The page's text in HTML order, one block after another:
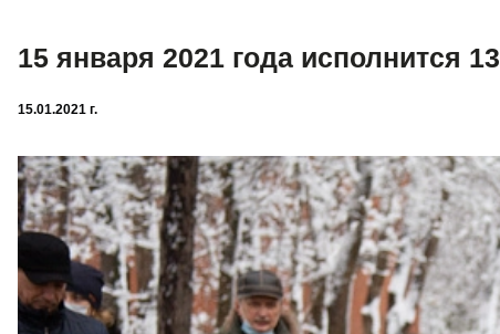
15 января 2021 года исполнится
15.01.2021 г.